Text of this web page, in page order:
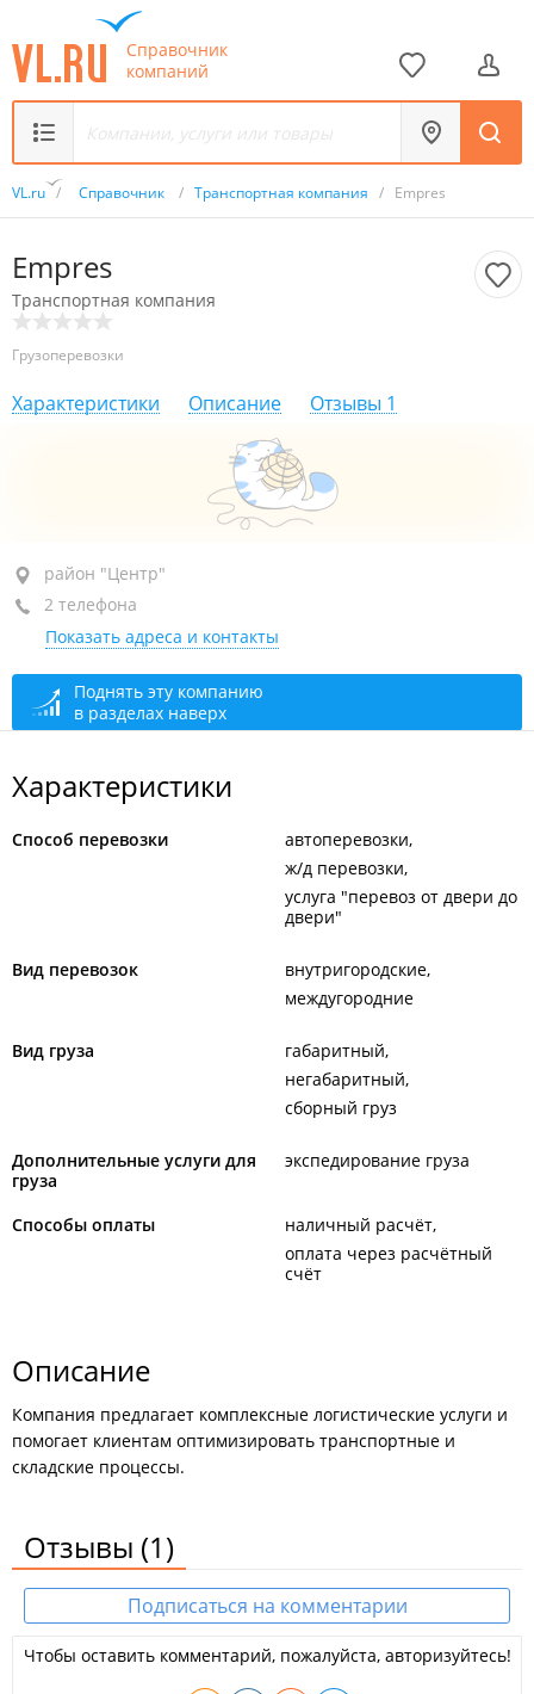
Справочник
компаний
VL.ru / Справочник / Транспортная компания / Empres
Empres
Транспортная компания
Грузоперевозки
Характеристики Описание Отзывы 1
район "Центр", ул. Уборевича, 21
1-й этаж, оф. 10
+7 (423) 241-41-50
сегодня закрыто
район "Центр"
2 телефона
Показать адреса и контакты
Поднять эту компанию
в разделах наверх
Характеристики
Способ перевозки
автоперевозки
ж/д перевозки
услуга "перевоз от двери до
двери"
Вид перевозок
внутригородские
междугородние
Вид груза
габаритный
негабаритный
сборный груз
Дополнительные услуги для
груза
экспедирование груза
Способы оплаты
наличный расчёт
оплата через расчётный
счёт
Описание
Компания предлагает комплексные логистические услуги и
помогает клиентам оптимизировать транспортные и
складские процессы.
Отзывы (1)
Подписаться на комментарии
Чтобы оставить комментарий, пожалуйста, авторизуйтесь!